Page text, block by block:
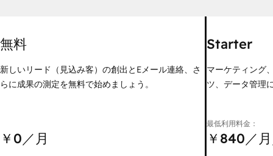
無料
新しいリード（見込み客）の創出とEメール連絡、さ
らに成果の測定を無料で始めましょう。
￥0／月
Starter
マーケティング
ツ、データ管理
最低利用料金：
￥840／